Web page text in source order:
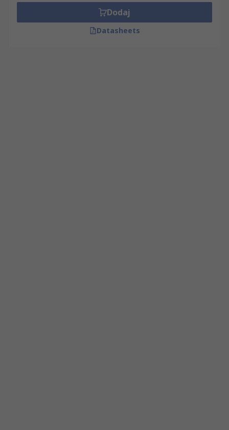
Dodaj
Datasheets